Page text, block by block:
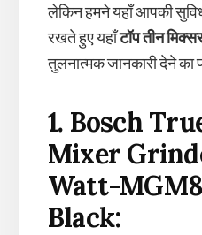
लेकिन हमने यहाँ आपकी
रखते हुए यहाँटॉप तीन
तुलनात्मक जानकारी देने का
1. Bosch
Mixer
Watt-
Black: